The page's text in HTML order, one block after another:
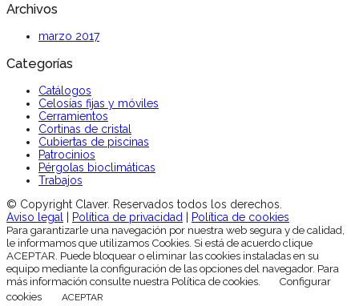
Archivos
marzo 2017
Categorías
Catálogos
Celosías fijas y móviles
Cerramientos
Cortinas de cristal
Cubiertas de piscinas
Patrocinios
Pérgolas bioclimáticas
Trabajos
© Copyright Claver. Reservados todos los derechos.
Aviso legal
Política de privacidad
Política de cookies
Para garantizarle una navegación por nuestra web segura y de calidad,
le informamos que utilizamos Cookies. Si está de acuerdo clique
ACEPTAR. Puede bloquear o eliminar las cookies instaladas en su
equipo mediante la configuración de las opciones del navegador. Para
más información consulte nuestra Política de cookies.
Configurar
cookies
ACEPTAR